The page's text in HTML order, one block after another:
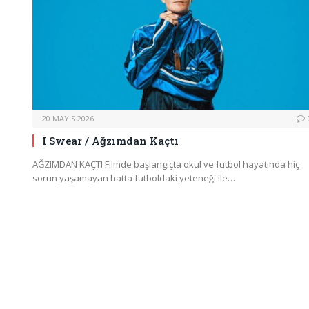
20 MAYIS 2026
I Swear / Ağzımdan Kaçtı
AĞZIMDAN KAÇTI Filmde başlangıçta okul ve futbol hayatında hiç
sorun yaşamayan hatta futboldaki yeteneği ile…